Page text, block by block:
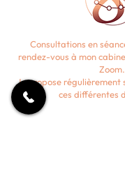
Consultations en
rendez-vous à mon
Zoom.
Je propose régulièrement
ces différentes